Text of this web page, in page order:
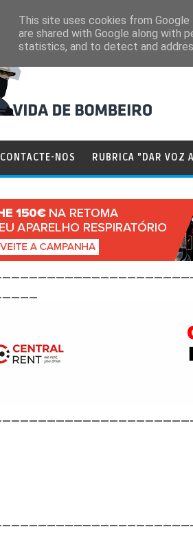
CONTACTE-NOS RUBRICA "DAR VOZ
This site uses cookies from
are shared with Google along with
statistics, and to detect and